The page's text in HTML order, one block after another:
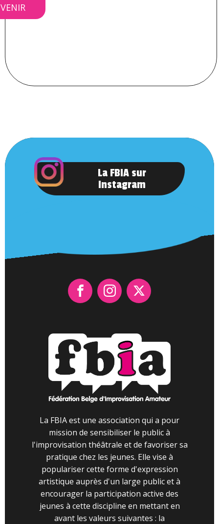
La FBIA sur
Instagram
La FBIA est une association qui a pour
mission de sensibiliser le public à
l'improvisation théâtrale et de favoriser sa
pratique chez les jeunes. Elle vise à
populariser cette forme d'expression
artistique auprès d'un large public et à
encourager la participation active des
jeunes à cette discipline en mettant en
avant les valeurs suivantes : la